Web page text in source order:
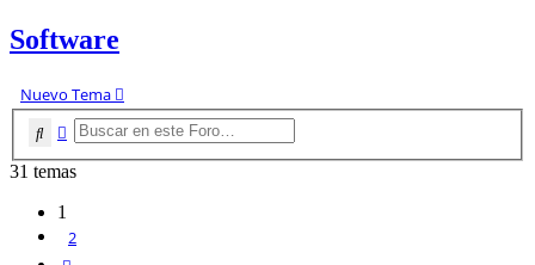
Software
Nuevo Tema
BuscarBúsqueda avanzada
31 temas
1
2